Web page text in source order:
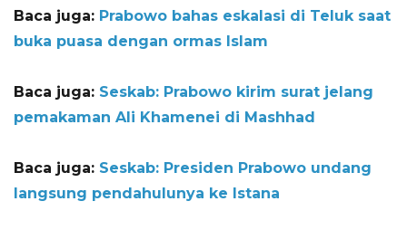
Baca juga: Prabowo bahas eskalasi di Teluk saat
buka puasa dengan ormas Islam
Baca juga: Seskab: Prabowo kirim surat jelang
pemakaman Ali Khamenei di Mashhad
Baca juga: Seskab: Presiden Prabowo undang
langsung pendahulunya ke Istana